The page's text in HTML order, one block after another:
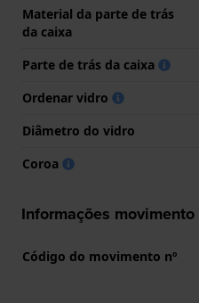
Material da parte de trás
da caixa
Parte de trás da caixa
Ordenar vidro
Diâmetro do vidro
Coroa
Informações movimento
Código do movimento nº